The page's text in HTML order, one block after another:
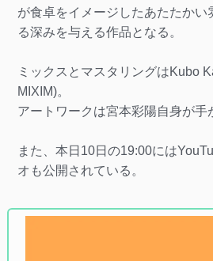
が食卓をイメージしたあたたかい
る深みを与える作品となる。
ミックスとマスタリングはKubo
MIXIM)。
アートワークは宮本彩陽自身が手
また、本日10日の19:00には
オも公開されている。